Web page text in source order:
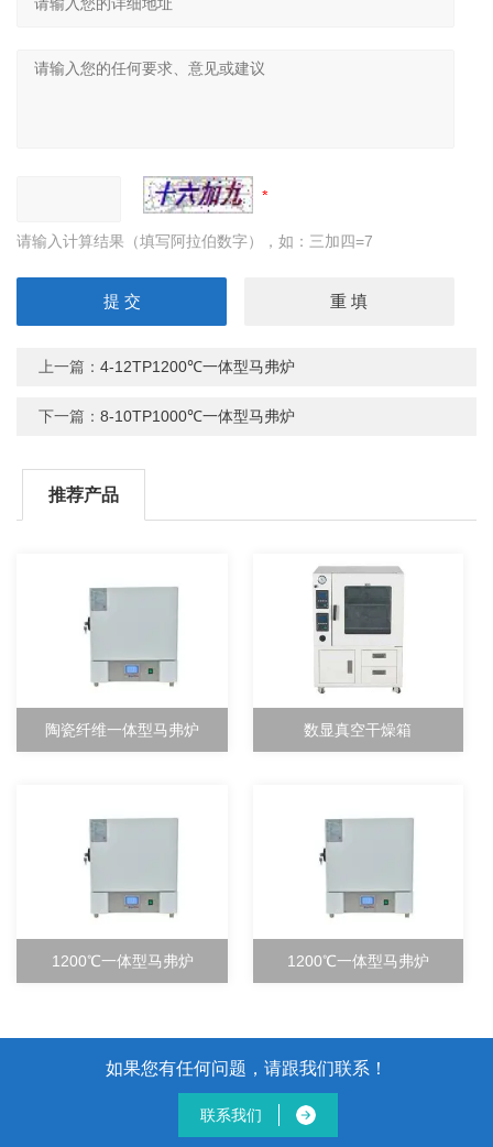
请输入计算结果（填写阿拉伯数字），如：三加四=7
上一篇：4-12TP1200℃一体型马弗炉
下一篇：8-10TP1000℃一体型马弗炉
推荐产品
陶瓷纤维一体型马弗炉 数显真空干燥箱
1200℃一体型马弗炉 1200℃一体型马弗炉
如果您有任何问题，请跟我们联系！
联系我们